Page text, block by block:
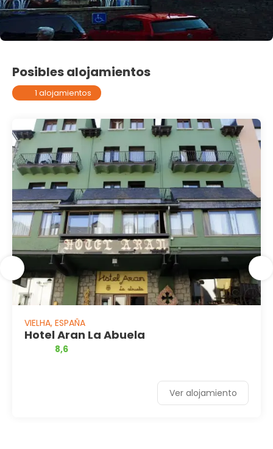
Posibles alojamientos
1 alojamientos
VIELHA, ESPAÑA
Hotel Aran La Abuela
8,6
Ver alojamiento